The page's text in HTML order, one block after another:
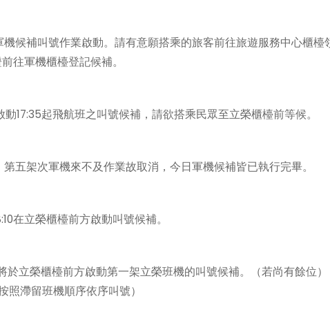
候補叫號作業啟動。請有意願搭乘的旅客前往旅遊服務中心櫃檯
往軍機櫃檯登記候補。
17:35起飛航班之叫號候補，請欲搭乘民眾至立榮櫃檯前等候。
五架次軍機來不及作業故取消，今日軍機候補皆已執行完畢。
在立榮櫃檯前方啟動叫號候補。
於立榮櫃檯前方啟動第一架立榮班機的叫號候補。（若尚有餘位
滯留班機順序依序叫號）